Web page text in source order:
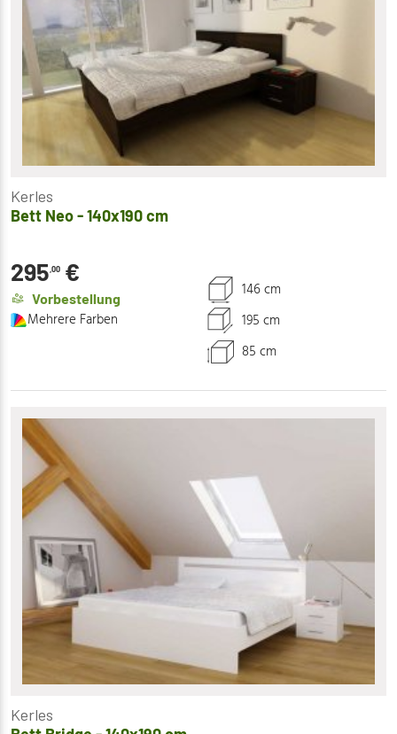
Kerles
Bett Neo - 140x190 cm
295,00 €
Vorbestellung
Mehrere Farben
146 cm
195 cm
85 cm
Kerles